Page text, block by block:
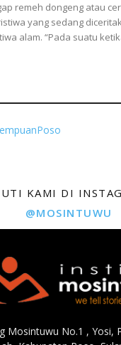
remeh dongeng atau
yang sedang
alam. “Pada suatu
KAMI DI
@MOSINTUWU
Mosintuwu No.1 , Yosi,